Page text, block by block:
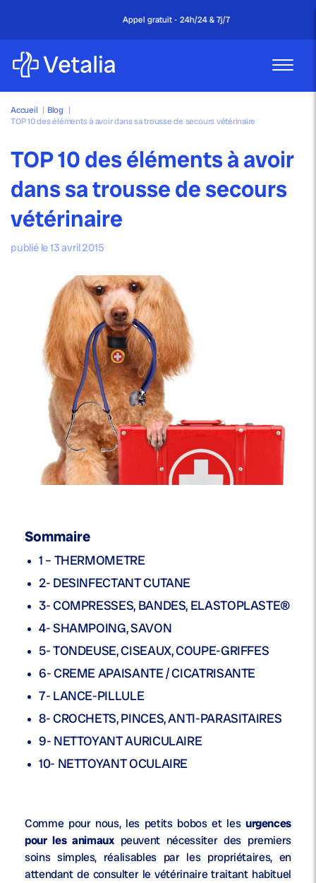
Appel gratuit - 24h/24 & 7j/7
Accueil | Blog |
TOP 10 des éléments à avoir dans sa trousse de secours vétérinaire
Sommaire
1 – THERMOMETRE
2- DESINFECTANT CUTANE
3- COMPRESSES, BANDES, ELASTOPLASTE®
4- SHAMPOING, SAVON
5- TONDEUSE, CISEAUX, COUPE-GRIFFES
6- CREME APAISANTE / CICATRISANTE
7- LANCE-PILLULE
8- CROCHETS, PINCES, ANTI-PARASITAIRES
9- NETTOYANT AURICULAIRE
10- NETTOYANT OCULAIRE
TOP 10 des éléments à avoir
dans sa trousse de secours
vétérinaire
publié le 13 avril 2015
Comme pour nous, les petits bobos et les urgences
pour les animauxpeuvent nécessiter des premiers
soins simples, réalisables par les propriétaires, en
attendant de consulter le vétérinaire traitant habituel